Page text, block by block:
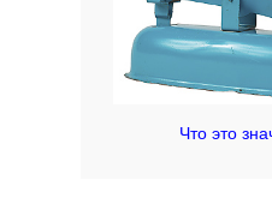
Что это